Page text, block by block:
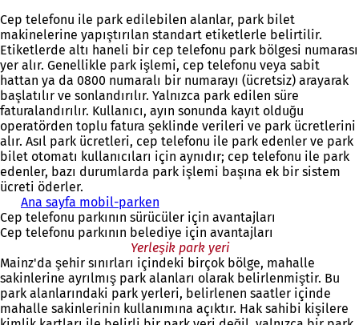
Cep telefonu ile park edilebilen alanlar, park bilet
makinelerine yapıştırılan standart etiketlerle belirtilir.
Etiketlerde altı haneli bir cep telefonu park bölgesi numarası
yer alır. Genellikle park işlemi, cep telefonu veya sabit
hattan ya da 0800 numaralı bir numarayı (ücretsiz) arayarak
başlatılır ve sonlandırılır. Yalnızca park edilen süre
faturalandırılır. Kullanıcı, ayın sonunda kayıt olduğu
operatörden toplu fatura şeklinde verileri ve park ücretlerini
alır. Asıl park ücretleri, cep telefonu ile park edenler ve park
bilet otomatı kullanıcıları için aynıdır; cep telefonu ile park
edenler, bazı durumlarda park işlemi başına ek bir sistem
ücreti öderler.
Ana sayfa mobil-parken
Y
e
n
i
b
i
r
Cep telefonu parkının sürücüler için avantajları
Cep telefonu parkının belediye için avantajları
Yerleşik park yeri
Mainz'da şehir sınırları içindeki birçok bölge, mahalle
sakinlerine ayrılmış park alanları olarak belirlenmiştir. Bu
park alanlarındaki park yerleri, belirlenen saatler içinde
mahalle sakinlerinin kullanımına açıktır. Hak sahibi kişilere